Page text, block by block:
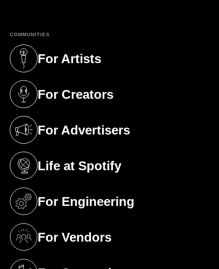
COMMUNITIES
For Artists
(opens in a new tab)
For Creators
(opens in a new tab)
For Advertisers
(opens in a new tab)
Life at Spotify
(opens in a new tab)
For Engineering
(opens in a new tab)
For Vendors
(opens in a new tab)